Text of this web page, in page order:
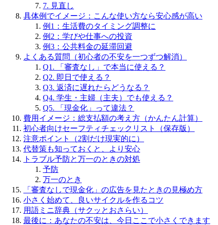
7. 見直し
具体例でイメージ：こんな使い方なら安心感が高い
例1：生活費のタイミング調整に
例2：学びや仕事への投資
例3：公共料金の延滞回避
よくある質問（初心者の不安を一つずつ解消）
Q1. 「審査なし」で本当に使える？
Q2. 即日で使える？
Q3. 返済に遅れたらどうなる？
Q4. 学生・主婦（主夫）でも使える？
Q5. 「現金化」って違法？
費用イメージ：総支払額の考え方（かんたん計算）
初心者向けセーフティチェックリスト（保存版）
注意ポイント（2割だけ現実的に）
代替策も知っておくと、より安心
トラブル予防と万一のときの対処
予防
万一のとき
「審査なしで現金化」の広告を見たときの見極め方
小さく始めて、良いサイクルを作るコツ
用語ミニ辞典（サクッとおさらい）
最後に：あなたの不安は、今日ここで小さくできます